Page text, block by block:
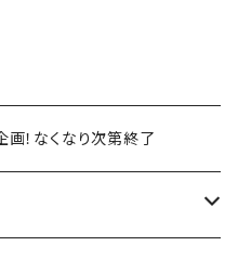
画！なくなり次第終了